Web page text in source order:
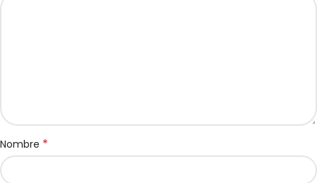
Nombre *